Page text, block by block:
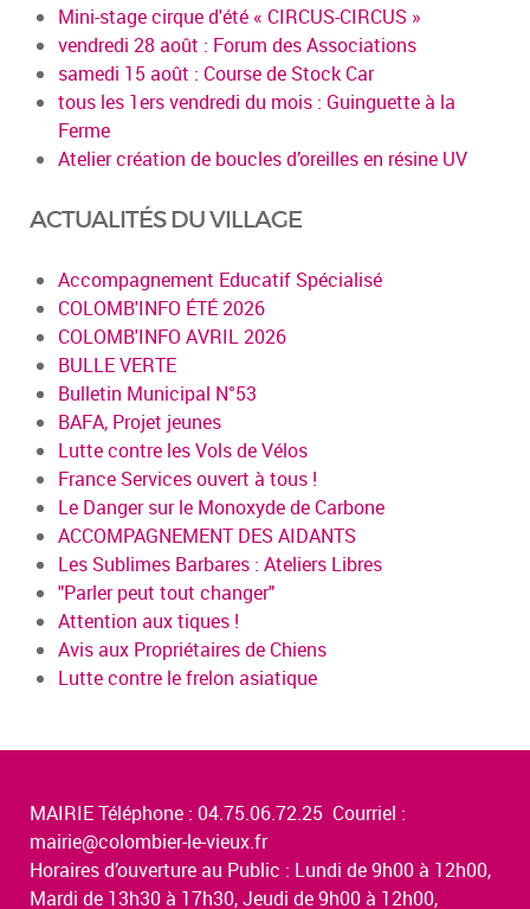
Mini-stage cirque d'été « CIRCUS-CIRCUS »
vendredi 28 août : Forum des Associations
samedi 15 août : Course de Stock Car
tous les 1ers vendredi du mois : Guinguette à la
Ferme
Atelier création de boucles d’oreilles en résine UV
ACTUALITÉS DU VILLAGE
Accompagnement Educatif Spécialisé
COLOMB'INFO ÉTÉ 2026
COLOMB'INFO AVRIL 2026
BULLE VERTE
Bulletin Municipal N°53
BAFA, Projet jeunes
Lutte contre les Vols de Vélos
France Services ouvert à tous !
Le Danger sur le Monoxyde de Carbone
ACCOMPAGNEMENT DES AIDANTS
Les Sublimes Barbares : Ateliers Libres
"Parler peut tout changer"
Attention aux tiques !
Avis aux Propriétaires de Chiens
Lutte contre le frelon asiatique
MAIRIE Téléphone : 04.75.06.72.25 Courriel :
mairie@colombier-le-vieux.fr
Horaires d’ouverture au Public : Lundi de 9h00 à 12h00,
Mardi de 13h30 à 17h30, Jeudi de 9h00 à 12h00,